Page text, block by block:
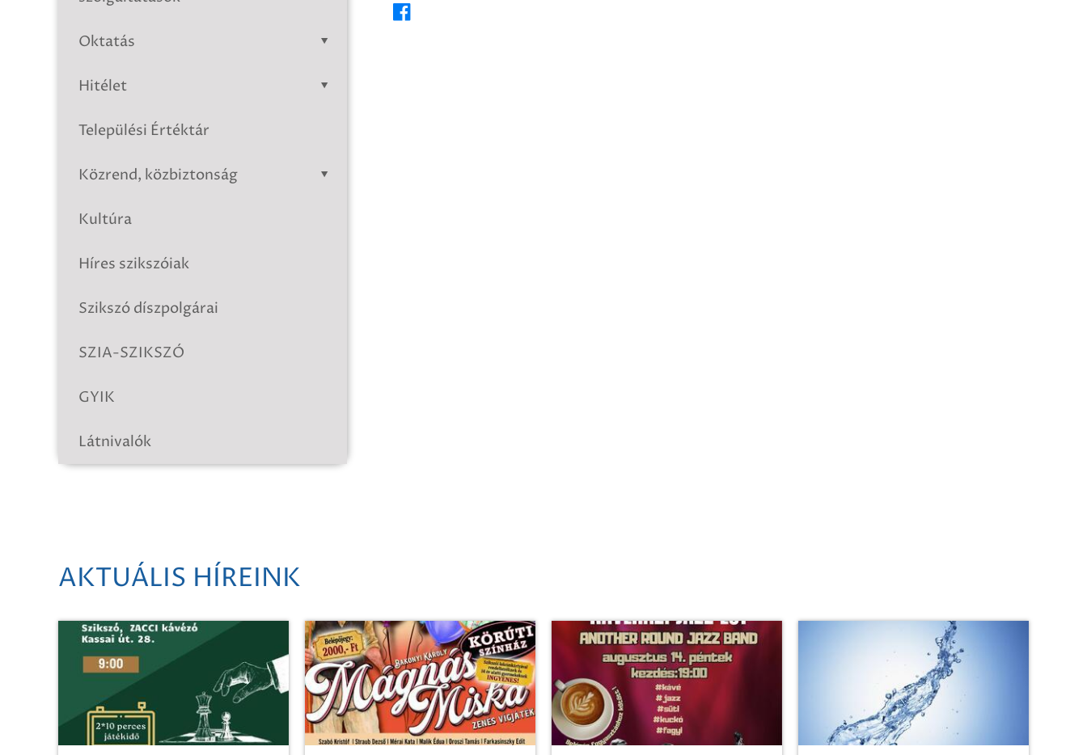
Oktatás
Hitélet
Települési Értéktár
Közrend, közbiztonság
Kultúra
Híres szikszóiak
Szikszó díszpolgárai
SZIA-SZIKSZÓ
GYIK
Látnivalók
AKTUÁLIS HÍREINK